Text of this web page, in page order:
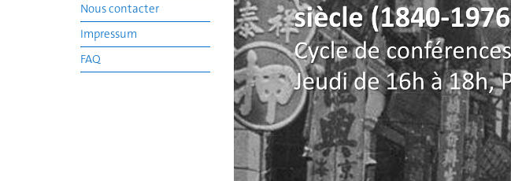
Nous contacter
Impressum
FAQ